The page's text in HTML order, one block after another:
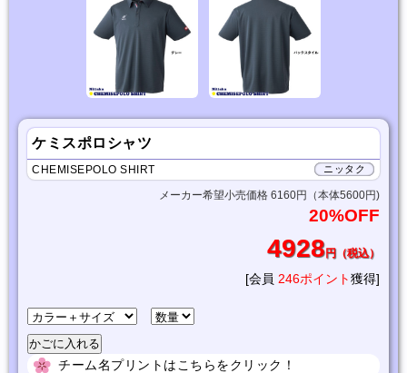
ケミスポロシャツ
ニッタク
CHEMISEPOLO SHIRT
メーカー希望小売価格 6160円（本体5600円)
20%OFF
4928円（税込）
[会員 246ポイント獲得]
チーム名プリントはこちらをクリック！